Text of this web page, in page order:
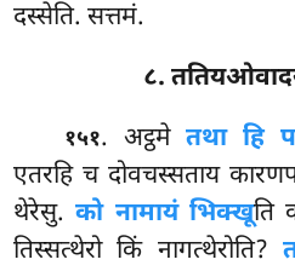
दस्सेति. सत्तमं.
८.
१५१. अट्ठमेतथा हि
एतरहि च दोवचस्सताय
थेरेसु.को नामायं भिक्खूति
तिस्सत्थेरो किं नागत्थेरोति?